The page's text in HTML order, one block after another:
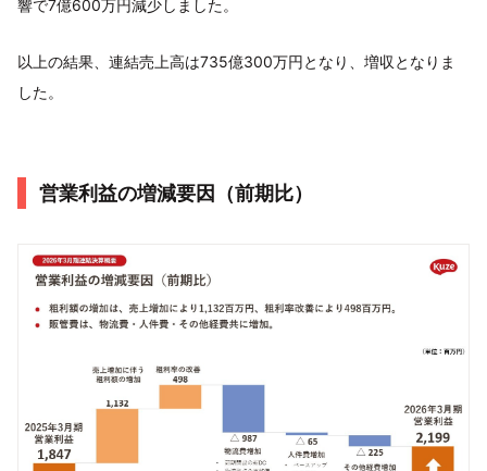
響で7億600万円減少しました。
以上の結果、連結売上高は735億300万円となり、増収となりま
した。
営業利益の増減要因（前期比）